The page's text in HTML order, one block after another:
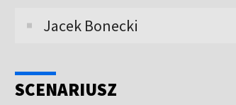
Jacek Bonecki
SCENARIUSZ